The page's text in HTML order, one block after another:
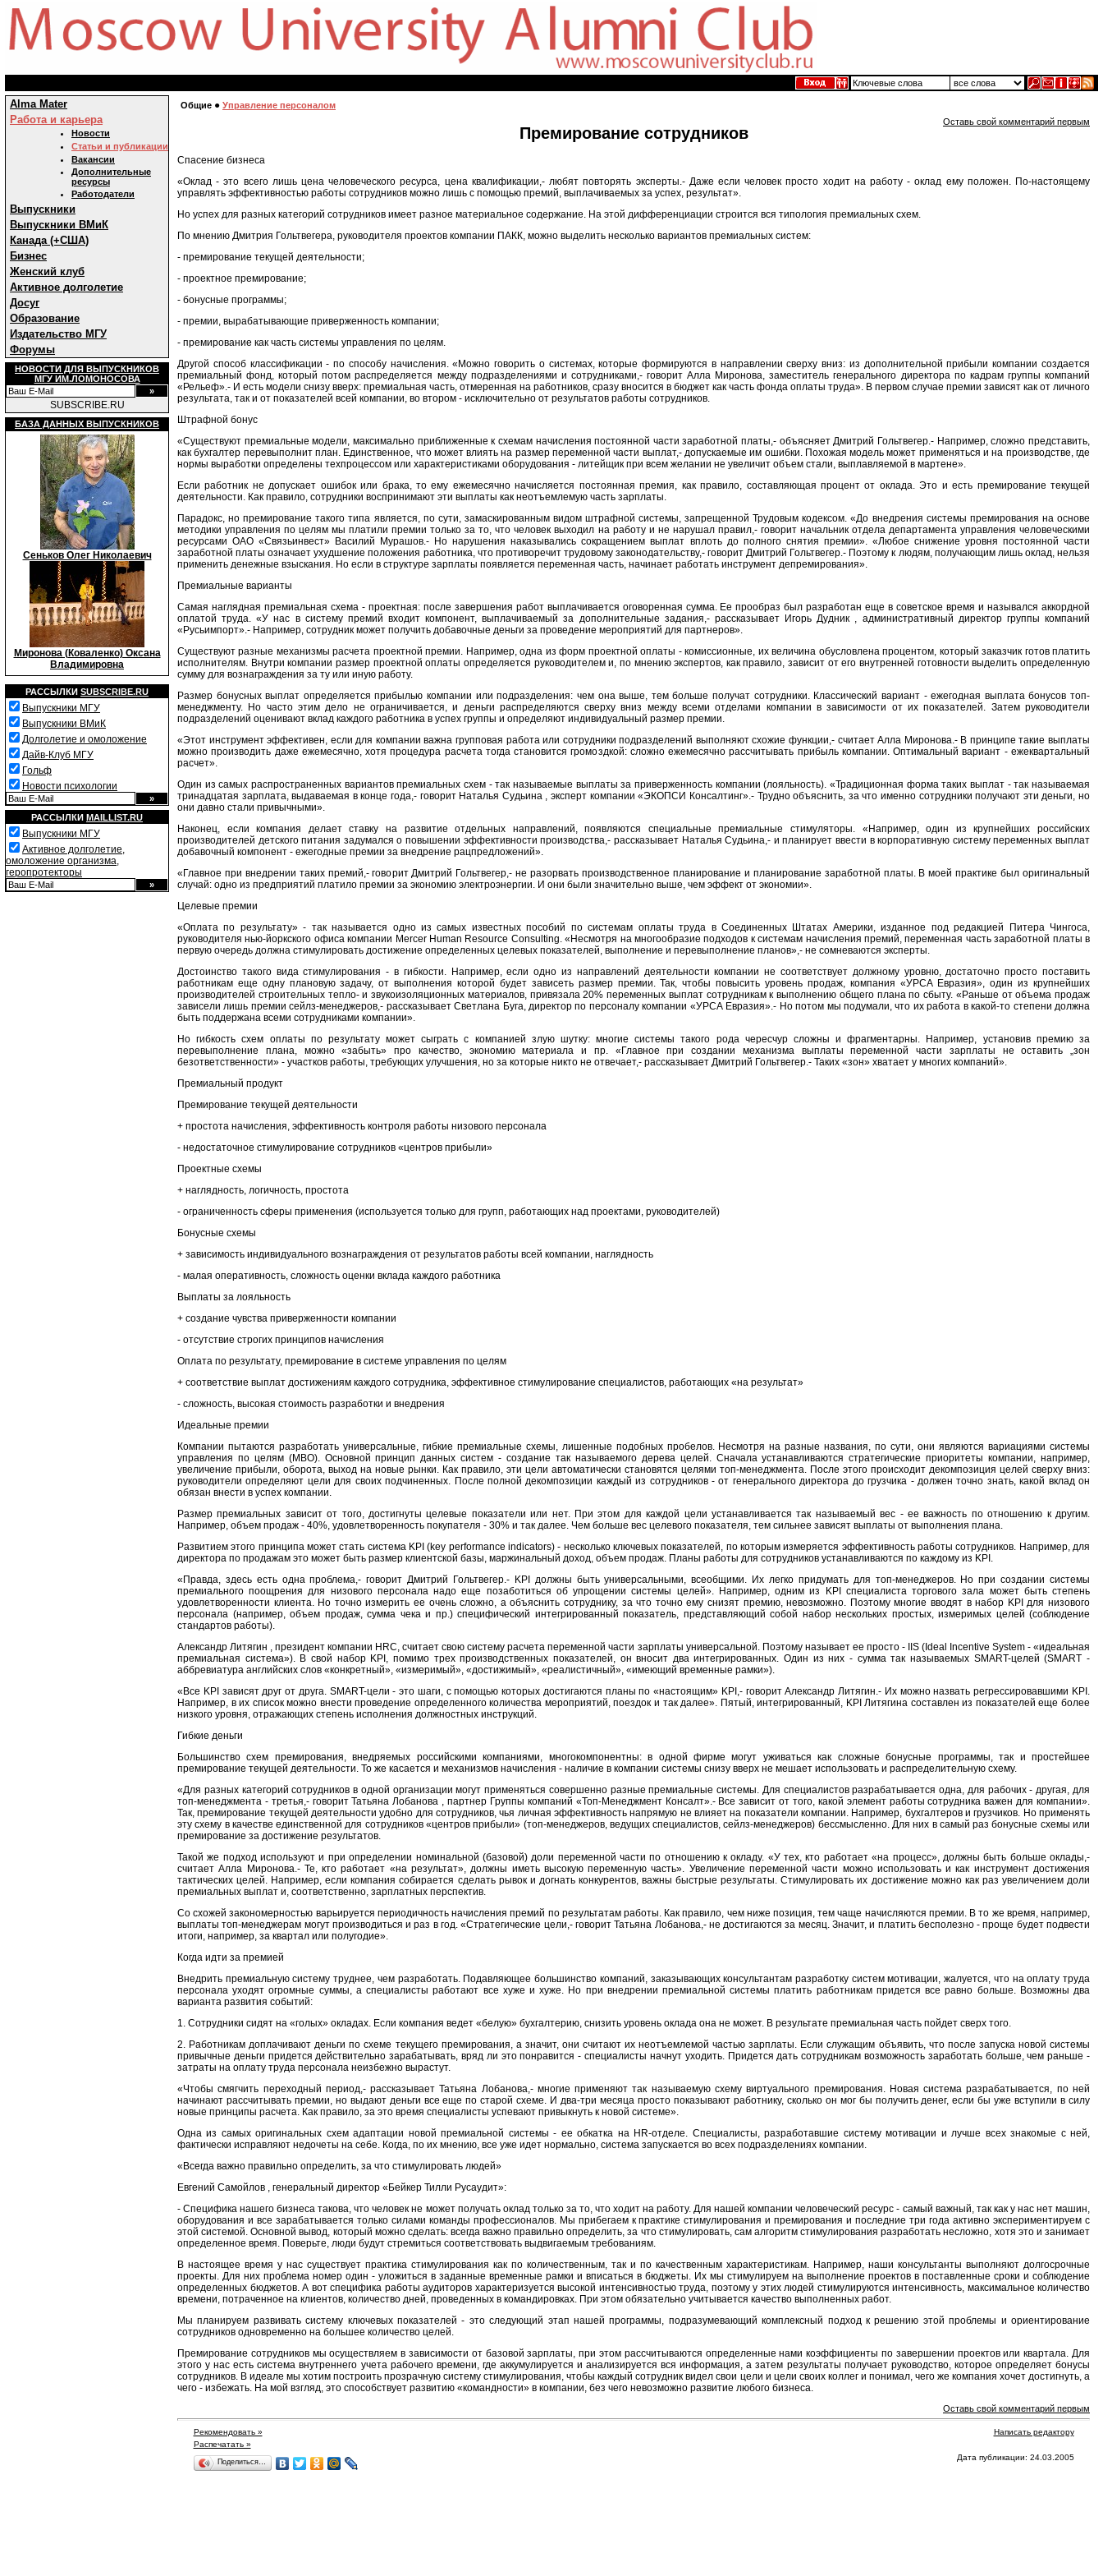
Alma Mater
Работа и карьера
Новости
Статьи и публикации
Вакансии
Дополнительные
ресурсы
Работодатели
Выпускники
Выпускники ВМиК
Канада (+США)
Бизнес
Женский клуб
Активное долголетие
Досуг
Образование
Издательство МГУ
Форумы
НОВОСТИ ДЛЯ ВЫПУСКНИКОВ
МГУ ИМ.ЛОМОНОСОВА
SUBSCRIBE.RU
БАЗА ДАННЫХ ВЫПУСКНИКОВ
Сеньков Олег Николаевич
Миронова (Коваленко) Оксана
Владимировна
РАССЫЛКИ SUBSCRIBE.RU
Выпускники МГУ
Выпускники ВМиК
Долголетие и омоложение
Дайв-Клуб МГУ
Гольф
Новости психологии
РАССЫЛКИ MAILLIST.RU
Выпускники МГУ
Активное долголетие,
омоложение организма,
геропротекторы
Общие ● Управление персоналом
Оставь свой комментарий первым
Премирование сотрудников
Спасение бизнеса
«Оклад - это всего лишь цена человеческого ресурса, цена квалификации,- любят повторять эксперты.- Даже если человек просто ходит на работу - оклад ему положен. По-настоящему
управлять эффективностью работы сотрудников можно лишь с помощью премий, выплачиваемых за успех, результат».
Но успех для разных категорий сотрудников имеет разное материальное содержание. На этой дифференциации строится вся типология премиальных схем.
По мнению Дмитрия Гольтвегера, руководителя проектов компании ПАКК, можно выделить несколько вариантов премиальных систем:
- премирование текущей деятельности;
- проектное премирование;
- бонусные программы;
- премии, вырабатывающие приверженность компании;
- премирование как часть системы управления по целям.
Другой способ классификации - по способу начисления. «Можно говорить о системах, которые формируются в направлении сверху вниз: из дополнительной прибыли компании создается
премиальный фонд, который потом распределяется между подразделениями и сотрудниками,- говорит Алла Миронова, заместитель генерального директора по кадрам группы компаний
«Рельеф».- И есть модели снизу вверх: премиальная часть, отмеренная на работников, сразу вносится в бюджет как часть фонда оплаты труда». В первом случае премии зависят как от личного
результата, так и от показателей всей компании, во втором - исключительно от результатов работы сотрудников.
Штрафной бонус
«Существуют премиальные модели, максимально приближенные к схемам начисления постоянной части заработной платы,- объясняет Дмитрий Гольтвегер.- Например, сложно представить,
как бухгалтер перевыполнит план. Единственное, что может влиять на размер переменной части выплат,- допускаемые им ошибки. Похожая модель может применяться и на производстве, где
нормы выработки определены техпроцессом или характеристиками оборудования - литейщик при всем желании не увеличит объем стали, выплавляемой в мартене».
Если работник не допускает ошибок или брака, то ему ежемесячно начисляется постоянная премия, как правило, составляющая процент от оклада. Это и есть премирование текущей
деятельности. Как правило, сотрудники воспринимают эти выплаты как неотъемлемую часть зарплаты.
Парадокс, но премирование такого типа является, по сути, замаскированным видом штрафной системы, запрещенной Трудовым кодексом. «До внедрения системы премирования на основе
методики управления по целям мы платили премии только за то, что человек выходил на работу и не нарушал правил,- говорит начальник отдела департамента управления человеческими
ресурсами ОАО «Связьинвест» Василий Мурашов.- Но нарушения наказывались сокращением выплат вплоть до полного снятия премии». «Любое снижение уровня постоянной части
заработной платы означает ухудшение положения работника, что противоречит трудовому законодательству,- говорит Дмитрий Гольтвегер.- Поэтому к людям, получающим лишь оклад, нельзя
применить денежные взыскания. Но если в структуре зарплаты появляется переменная часть, начинает работать инструмент депремирования».
Премиальные варианты
Самая наглядная премиальная схема - проектная: после завершения работ выплачивается оговоренная сумма. Ее прообраз был разработан еще в советское время и назывался аккордной
оплатой труда. «У нас в систему премий входит компонент, выплачиваемый за дополнительные задания,- рассказывает Игорь Дудник , административный директор группы компаний
«Русьимпорт».- Например, сотрудник может получить добавочные деньги за проведение мероприятий для партнеров».
Существуют разные механизмы расчета проектной премии. Например, одна из форм проектной оплаты - комиссионные, их величина обусловлена процентом, который заказчик готов платить
исполнителям. Внутри компании размер проектной оплаты определяется руководителем и, по мнению экспертов, как правило, зависит от его внутренней готовности выделить определенную
сумму для вознаграждения за ту или иную работу.
Размер бонусных выплат определяется прибылью компании или подразделения: чем она выше, тем больше получат сотрудники. Классический вариант - ежегодная выплата бонусов топ-
менеджменту. Но часто этим дело не ограничивается, и деньги распределяются сверху вниз между всеми отделами компании в зависимости от их показателей. Затем руководители
подразделений оценивают вклад каждого работника в успех группы и определяют индивидуальный размер премии.
«Этот инструмент эффективен, если для компании важна групповая работа или сотрудники подразделений выполняют схожие функции,- считает Алла Миронова.- В принципе такие выплаты
можно производить даже ежемесячно, хотя процедура расчета тогда становится громоздкой: сложно ежемесячно рассчитывать прибыль компании. Оптимальный вариант - ежеквартальный
расчет».
Один из самых распространенных вариантов премиальных схем - так называемые выплаты за приверженность компании (лояльность). «Традиционная форма таких выплат - так называемая
тринадцатая зарплата, выдаваемая в конце года,- говорит Наталья Судьина , эксперт компании «ЭКОПСИ Консалтинг».- Трудно объяснить, за что именно сотрудники получают эти деньги, но
они давно стали привычными».
Наконец, если компания делает ставку на развитие отдельных направлений, появляются специальные премиальные стимуляторы. «Например, один из крупнейших российских
производителей детского питания задумался о повышении эффективности производства,- рассказывает Наталья Судьина,- и планирует ввести в корпоративную систему переменных выплат
добавочный компонент - ежегодные премии за внедрение рацпредложений».
«Главное при внедрении таких премий,- говорит Дмитрий Гольтвегер,- не разорвать производственное планирование и планирование заработной платы. В моей практике был оригинальный
случай: одно из предприятий платило премии за экономию электроэнергии. И они были значительно выше, чем эффект от экономии».
Целевые премии
«Оплата по результату» - так называется одно из самых известных пособий по системам оплаты труда в Соединенных Штатах Америки, изданное под редакцией Питера Чингоса,
руководителя нью-йоркского офиса компании Mercer Human Resource Consulting. «Несмотря на многообразие подходов к системам начисления премий, переменная часть заработной платы в
первую очередь должна стимулировать достижение определенных целевых показателей, выполнение и перевыполнение планов»,- не сомневаются эксперты.
Достоинство такого вида стимулирования - в гибкости. Например, если одно из направлений деятельности компании не соответствует должному уровню, достаточно просто поставить
работникам еще одну плановую задачу, от выполнения которой будет зависеть размер премии. Так, чтобы повысить уровень продаж, компания «УРСА Евразия», один из крупнейших
производителей строительных тепло- и звукоизоляционных материалов, привязала 20% переменных выплат сотрудникам к выполнению общего плана по сбыту. «Раньше от объема продаж
зависели лишь премии сейлз-менеджеров,- рассказывает Светлана Буга, директор по персоналу компании «УРСА Евразия».- Но потом мы подумали, что их работа в какой-то степени должна
быть поддержана всеми сотрудниками компании».
Но гибкость схем оплаты по результату может сыграть с компанией злую шутку: многие системы такого рода чересчур сложны и фрагментарны. Например, установив премию за
перевыполнение плана, можно «забыть» про качество, экономию материала и пр. «Главное при создании механизма выплаты переменной части зарплаты не оставить „зон
безответственности» - участков работы, требующих улучшения, но за которые никто не отвечает,- рассказывает Дмитрий Гольтвегер.- Таких «зон» хватает у многих компаний».
Премиальный продукт
Премирование текущей деятельности
+ простота начисления, эффективность контроля работы низового персонала
- недостаточное стимулирование сотрудников «центров прибыли»
Проектные схемы
+ наглядность, логичность, простота
- ограниченность сферы применения (используется только для групп, работающих над проектами, руководителей)
Бонусные схемы
+ зависимость индивидуального вознаграждения от результатов работы всей компании, наглядность
- малая оперативность, сложность оценки вклада каждого работника
Выплаты за лояльность
+ создание чувства приверженности компании
- отсутствие строгих принципов начисления
Оплата по результату, премирование в системе управления по целям
+ соответствие выплат достижениям каждого сотрудника, эффективное стимулирование специалистов, работающих «на результат»
- сложность, высокая стоимость разработки и внедрения
Идеальные премии
Компании пытаются разработать универсальные, гибкие премиальные схемы, лишенные подобных пробелов. Несмотря на разные названия, по сути, они являются вариациями системы
управления по целям (МВО). Основной принцип данных систем - создание так называемого дерева целей. Сначала устанавливаются стратегические приоритеты компании, например,
увеличение прибыли, оборота, выход на новые рынки. Как правило, эти цели автоматически становятся целями топ-менеджмента. После этого происходит декомпозиция целей сверху вниз:
руководители определяют цели для своих подчиненных. После полной декомпозиции каждый из сотрудников - от генерального директора до грузчика - должен точно знать, какой вклад он
обязан внести в успех компании.
Размер премиальных зависит от того, достигнуты целевые показатели или нет. При этом для каждой цели устанавливается так называемый вес - ее важность по отношению к другим.
Например, объем продаж - 40%, удовлетворенность покупателя - 30% и так далее. Чем больше вес целевого показателя, тем сильнее зависят выплаты от выполнения плана.
Развитием этого принципа может стать система KPI (key performance indicators) - несколько ключевых показателей, по которым измеряется эффективность работы сотрудников. Например, для
директора по продажам это может быть размер клиентской базы, маржинальный доход, объем продаж. Планы работы для сотрудников устанавливаются по каждому из KPI.
«Правда, здесь есть одна проблема,- говорит Дмитрий Гольтвегер.- KPI должны быть универсальными, всеобщими. Их легко придумать для топ-менеджеров. Но при создании системы
премиального поощрения для низового персонала надо еще позаботиться об упрощении системы целей». Например, одним из KPI специалиста торгового зала может быть степень
удовлетворенности клиента. Но точно измерить ее очень сложно, а объяснить сотруднику, за что точно ему снизят премию, невозможно. Поэтому многие вводят в набор KPI для низового
персонала (например, объем продаж, сумма чека и пр.) специфический интегрированный показатель, представляющий собой набор нескольких простых, измеримых целей (соблюдение
стандартов работы).
Александр Литягин , президент компании HRC, считает свою систему расчета переменной части зарплаты универсальной. Поэтому называет ее просто - IIS (Ideal Incentive System - «идеальная
премиальная система»). В свой набор KPI, помимо трех производственных показателей, он вносит два интегрированных. Один из них - сумма так называемых SMART-целей (SMART -
аббревиатура английских слов «конкретный», «измеримый», «достижимый», «реалистичный», «имеющий временные рамки»).
«Все KPI зависят друг от друга. SMART-цели - это шаги, с помощью которых достигаются планы по «настоящим» KPI,- говорит Александр Литягин.- Их можно назвать регрессировавшими KPI.
Например, в их список можно внести проведение определенного количества мероприятий, поездок и так далее». Пятый, интегрированный, KPI Литягина составлен из показателей еще более
низкого уровня, отражающих степень исполнения должностных инструкций.
Гибкие деньги
Большинство схем премирования, внедряемых российскими компаниями, многокомпонентны: в одной фирме могут уживаться как сложные бонусные программы, так и простейшее
премирование текущей деятельности. То же касается и механизмов начисления - наличие в компании системы снизу вверх не мешает использовать и распределительную схему.
«Для разных категорий сотрудников в одной организации могут применяться совершенно разные премиальные системы. Для специалистов разрабатывается одна, для рабочих - другая, для
топ-менеджмента - третья,- говорит Татьяна Лобанова , партнер Группы компаний «Топ-Менеджмент Консалт».- Все зависит от того, какой элемент работы сотрудника важен для компании».
Так, премирование текущей деятельности удобно для сотрудников, чья личная эффективность напрямую не влияет на показатели компании. Например, бухгалтеров и грузчиков. Но применять
эту схему в качестве единственной для сотрудников «центров прибыли» (топ-менеджеров, ведущих специалистов, сейлз-менеджеров) бессмысленно. Для них в самый раз бонусные схемы или
премирование за достижение результатов.
Такой же подход используют и при определении номинальной (базовой) доли переменной части по отношению к окладу. «У тех, кто работает «на процесс», должны быть больше оклады,-
считает Алла Миронова.- Те, кто работает «на результат», должны иметь высокую переменную часть». Увеличение переменной части можно использовать и как инструмент достижения
тактических целей. Например, если компания собирается сделать рывок и догнать конкурентов, важны быстрые результаты. Стимулировать их достижение можно как раз увеличением доли
премиальных выплат и, соответственно, зарплатных перспектив.
Со схожей закономерностью варьируется периодичность начисления премий по результатам работы. Как правило, чем ниже позиция, тем чаще начисляются премии. В то же время, например,
выплаты топ-менеджерам могут производиться и раз в год. «Стратегические цели,- говорит Татьяна Лобанова,- не достигаются за месяц. Значит, и платить бесполезно - проще будет подвести
итоги, например, за квартал или полугодие».
Когда идти за премией
Внедрить премиальную систему труднее, чем разработать. Подавляющее большинство компаний, заказывающих консультантам разработку систем мотивации, жалуется, что на оплату труда
персонала уходят огромные суммы, а специалисты работают все хуже и хуже. Но при внедрении премиальной системы платить работникам придется все равно больше. Возможны два
варианта развития событий:
1. Сотрудники сидят на «голых» окладах. Если компания ведет «белую» бухгалтерию, снизить уровень оклада она не может. В результате премиальная часть пойдет сверх того.
2. Работникам доплачивают деньги по схеме текущего премирования, а значит, они считают их неотъемлемой частью зарплаты. Если служащим объявить, что после запуска новой системы
привычные деньги придется действительно зарабатывать, вряд ли это понравится - специалисты начнут уходить. Придется дать сотрудникам возможность заработать больше, чем раньше -
затраты на оплату труда персонала неизбежно вырастут.
«Чтобы смягчить переходный период,- рассказывает Татьяна Лобанова,- многие применяют так называемую схему виртуального премирования. Новая система разрабатывается, по ней
начинают рассчитывать премии, но выдают деньги все еще по старой схеме. И два-три месяца просто показывают работнику, сколько он мог бы получить денег, если бы уже вступили в силу
новые принципы расчета. Как правило, за это время специалисты успевают привыкнуть к новой системе».
Одна из самых оригинальных схем адаптации новой премиальной системы - ее обкатка на HR-отделе. Специалисты, разработавшие систему мотивации и лучше всех знакомые с ней,
фактически исправляют недочеты на себе. Когда, по их мнению, все уже идет нормально, система запускается во всех подразделениях компании.
«Всегда важно правильно определить, за что стимулировать людей»
Евгений Самойлов , генеральный директор «Бейкер Тилли Русаудит»:
- Специфика нашего бизнеса такова, что человек не может получать оклад только за то, что ходит на работу. Для нашей компании человеческий ресурс - самый важный, так как у нас нет машин,
оборудования и все зарабатывается только силами команды профессионалов. Мы прибегаем к практике стимулирования и премирования и последние три года активно экспериментируем с
этой системой. Основной вывод, который можно сделать: всегда важно правильно определить, за что стимулировать, сам алгоритм стимулирования разработать несложно, хотя это и занимает
определенное время. Поверьте, люди будут стремиться соответствовать выдвигаемым требованиям.
В настоящее время у нас существует практика стимулирования как по количественным, так и по качественным характеристикам. Например, наши консультанты выполняют долгосрочные
проекты. Для них проблема номер один - уложиться в заданные временные рамки и вписаться в бюджеты. Их мы стимулируем на выполнение проектов в поставленные сроки и соблюдение
определенных бюджетов. А вот специфика работы аудиторов характеризуется высокой интенсивностью труда, поэтому у этих людей стимулируются интенсивность, максимальное количество
времени, потраченное на клиентов, количество дней, проведенных в командировках. При этом обязательно учитывается качество выполненных работ.
Мы планируем развивать систему ключевых показателей - это следующий этап нашей программы, подразумевающий комплексный подход к решению этой проблемы и ориентирование
сотрудников одновременно на большее количество целей.
Премирование сотрудников мы осуществляем в зависимости от базовой зарплаты, при этом рассчитываются определенные нами коэффициенты по завершении проектов или квартала. Для
этого у нас есть система внутреннего учета рабочего времени, где аккумулируется и анализируется вся информация, а затем результаты получает руководство, которое определяет бонусы
сотрудников. В идеале мы хотим построить прозрачную систему стимулирования, чтобы каждый сотрудник видел свои цели и цели своих коллег и понимал, чего же компания хочет достигнуть, а
чего - избежать. На мой взгляд, это способствует развитию «командности» в компании, без чего невозможно развитие любого бизнеса.
Оставь свой комментарий первым
Рекомендовать »
Написать редактору
Распечатать »
Поделиться… Дата публикации: 24.03.2005